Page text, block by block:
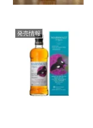
発売情報